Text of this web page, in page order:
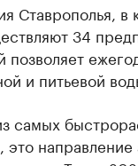
Ставрополья, в
34
и питьевой
самых
направление